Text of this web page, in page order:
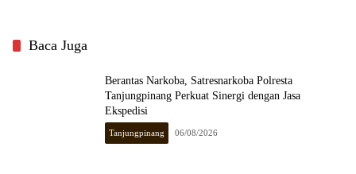
Baca Juga
Berantas Narkoba, Satresnarkoba Polresta
Tanjungpinang Perkuat Sinergi dengan Jasa
Ekspedisi
Tanjungpinang 06/08/2026